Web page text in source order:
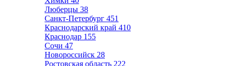
Люберцы 38
Санкт-Петербург 451
Краснодарский край 410
Краснодар 155
Сочи 47
Новороссийск 28
Ростовская область 222